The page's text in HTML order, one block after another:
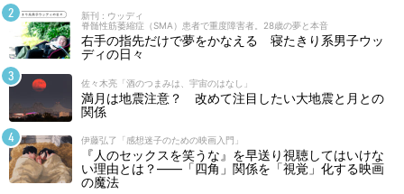
新刊 : ウッディ
脊髄性筋萎縮症（SMA）患者で重度障害者。28歳の夢と本音
右手の指先だけで夢をかなえる 寝たきり系男子ウッ
ディの日々
佐々木亮「酒のつまみは、宇宙のはなし」
満月は地震注意？ 改めて注目したい大地震と月との
関係
伊藤弘了「感想迷子のための映画入門」
『人のセックスを笑うな』を早送り視聴してはいけな
い理由とは？――「四角」関係を「視覚」化する映画
の魔法